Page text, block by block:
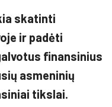
skatinti
ir padėti
finansinius
asmeninių
tikslai.